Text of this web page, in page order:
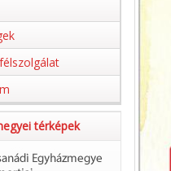
térképek